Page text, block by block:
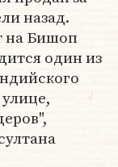
назад.
на Бишоп
один из